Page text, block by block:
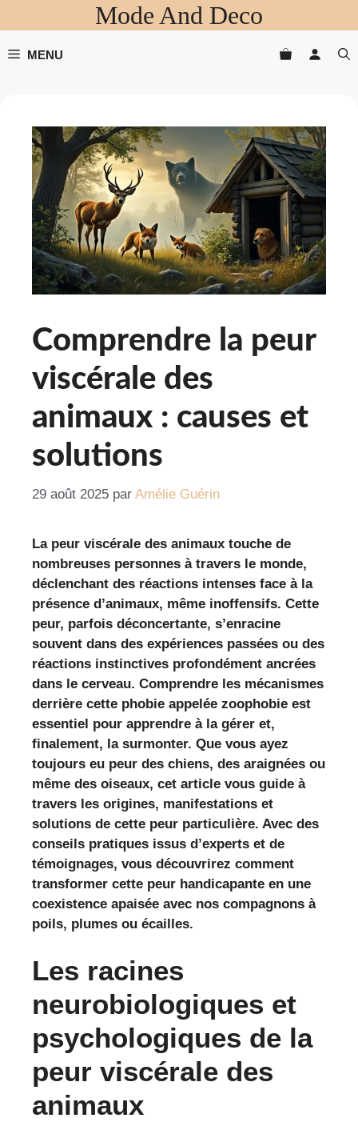
au
contenu
Mode And Deco
MENU
Comprendre la peur
viscérale des
animaux : causes et
solutions
29 août 2025 par Amélie Guérin
La peur viscérale des animaux touche de
nombreuses personnes à travers le monde,
déclenchant des réactions intenses face à la
présence d’animaux, même inoffensifs. Cette
peur, parfois déconcertante, s’enracine
souvent dans des expériences passées ou des
réactions instinctives profondément ancrées
dans le cerveau. Comprendre les mécanismes
derrière cette phobie appelée zoophobie est
essentiel pour apprendre à la gérer et,
finalement, la surmonter. Que vous ayez
toujours eu peur des chiens, des araignées ou
même des oiseaux, cet article vous guide à
travers les origines, manifestations et
solutions de cette peur particulière. Avec des
conseils pratiques issus d’experts et de
témoignages, vous découvrirez comment
transformer cette peur handicapante en une
coexistence apaisée avec nos compagnons à
poils, plumes ou écailles.
Les racines
neurobiologiques et
psychologiques de la
peur viscérale des
animaux